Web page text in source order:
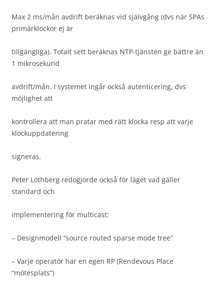
Max 2 ms/mån avdrift beräknas vid självgång (dvs när SPAs
primärklockor ej är
tillgängliga). Totalt sett beräknas NTP-tjänsten ge bättre än
1 mikrosekund
avdrift/mån. I systemet ingår också autenticering, dvs
möjlighet att
kontrollera att man pratar med rätt klocka resp att varje
klockuppdatering
signeras.
Peter Löthberg redogjorde också för läget vad gäller
standard och
implementering för multicast:
– Designmodell “source routed sparse mode tree”
– Varje operatör har en egen RP (Rendevous Place
“mötesplats”)